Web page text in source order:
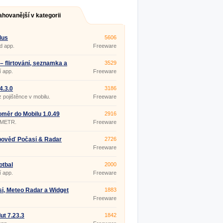
v kategorii
app.
5606
Freeware
flirtování, seznamka a
app.
3529
Freeware
pojištěnce v mobilu.
3186
Freeware
do Mobilu 1.0.49
2916
Freeware
Počasí & Radar
2726
Freeware
app.
2000
Freeware
Meteo Radar a Widget
4.0.27
1883
Freeware
7.23.3
1842